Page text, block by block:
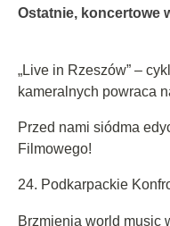
Ostatnie, koncertowe
„Live in Rzeszów” –
kameralnych powraca
Przed nami siódma
Filmowego!
24. Podkarpackie
Brzmienia world music